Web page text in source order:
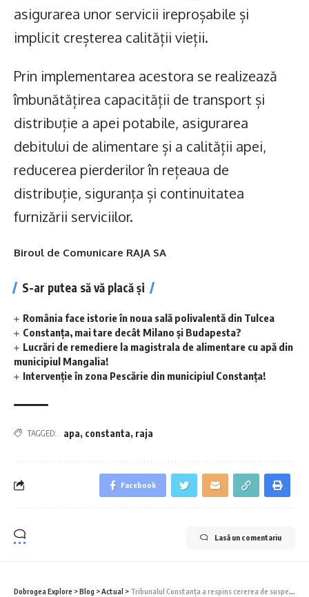
asigurarea unor servicii ireproșabile și
implicit creșterea calității vieții.
Prin implementarea acestora se realizează
îmbunătățirea capacității de transport și
distribuție a apei potabile, asigurarea
debitului de alimentare și a calității apei,
reducerea pierderilor în rețeaua de
distribuție, siguranța și continuitatea
furnizării serviciilor.
Biroul de Comunicare RAJA SA
S-ar putea să vă placă și
România face istorie în noua sală polivalentă din Tulcea
Constanța, mai tare decât Milano și Budapesta?
Lucrări de remediere la magistrala de alimentare cu apă din
municipiul Mangalia!
Intervenție în zona Pescărie din municipiul Constanța!
TAGGED: apa, constanta, raja
Facebook
Lasă un comentariu
Dobrogea Explore >Blog >Actual > Tribunalul Constanța a respins cererea de suspendare a avizului de mediu pentru proiectul Envirotech din Lumina